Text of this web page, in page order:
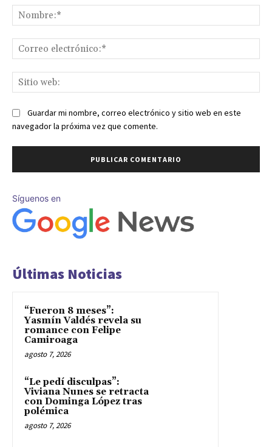
Guardar mi nombre, correo electrónico y sitio web en este
navegador la próxima vez que comente.
Síguenos en
Últimas Noticias
“Fueron 8 meses”:
Yasmín Valdés revela su
romance con Felipe
Camiroaga
agosto 7, 2026
“Le pedí disculpas”:
Viviana Nunes se retracta
con Dominga López tras
polémica
agosto 7, 2026